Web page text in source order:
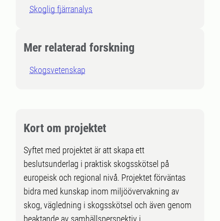
Skoglig fjärranalys
Mer relaterad forskning
Skogsvetenskap
Kort om projektet
Syftet med projektet är att skapa ett
beslutsunderlag i praktisk skogsskötsel på
europeisk och regional nivå. Projektet förväntas
bidra med kunskap inom miljöövervakning av
skog, vägledning i skogsskötsel och även genom
beaktande av samhällsperspektiv i